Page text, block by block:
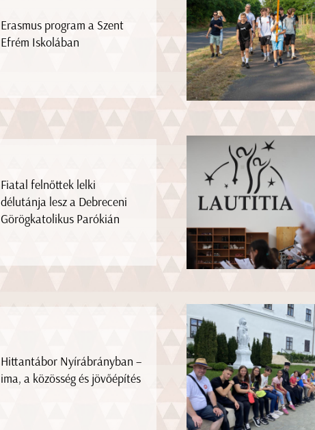
Erasmus program a Szent
Efrém Iskolában
Fiatal felnőttek lelki
délutánja lesz a Debreceni
Görögkatolikus Parókián
Hittantábor Nyírábrányban –
ima, a közösség és jövőépítés